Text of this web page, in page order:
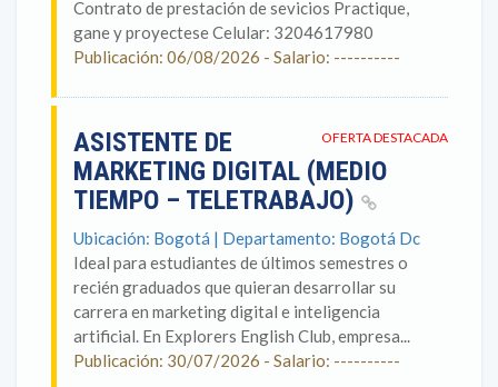
Contrato de prestación de sevicios Practique,
gane y proyectese Celular: 3204617980
Publicación: 06/08/2026 - Salario: ----------
OFERTA DESTACADA
ASISTENTE DE
MARKETING DIGITAL (MEDIO
TIEMPO – TELETRABAJO)
Ubicación: Bogotá | Departamento: Bogotá Dc
Ideal para estudiantes de últimos semestres o
recién graduados que quieran desarrollar su
carrera en marketing digital e inteligencia
artificial. En Explorers English Club, empresa...
Publicación: 30/07/2026 - Salario: ----------